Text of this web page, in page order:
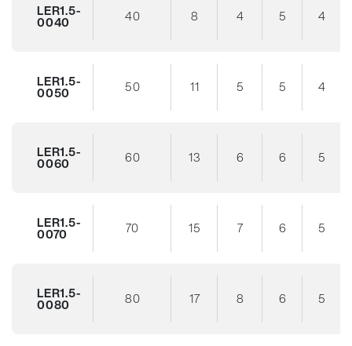
LER1.5-
0040 40 8 4 5 4
LER1.5-
0050 50 11 5 5 4
LER1.5-
0060 60 13 6 6 5
LER1.5-
0070 70 15 7 6 5
LER1.5-
0080 80 17 8 6 5